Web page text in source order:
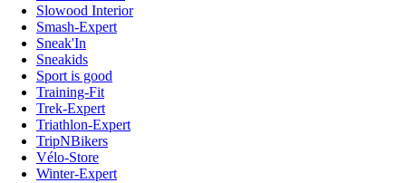
Slowood Interior
Smash-Expert
Sneak'In
Sneakids
Sport is good
Training-Fit
Trek-Expert
Triathlon-Expert
TripNBikers
Vélo-Store
Winter-Expert